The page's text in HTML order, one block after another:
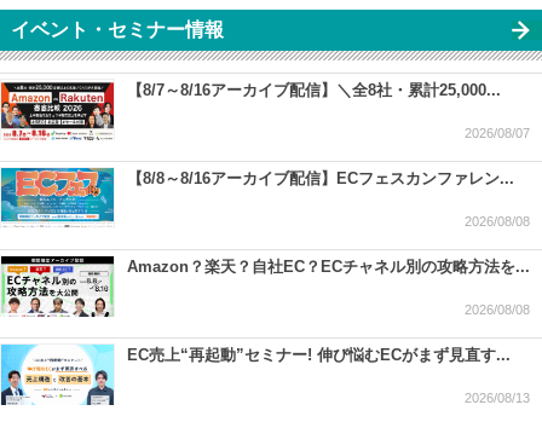
イベント・セミナー情報
【8/7～8/16アーカイブ配信】＼全8社・累計25,000...
2026/08/07
【8/8～8/16アーカイブ配信】ECフェスカンファレン...
2026/08/08
Amazon？楽天？自社EC？ECチャネル別の攻略方法を...
2026/08/08
EC売上“再起動”セミナー! 伸び悩むECがまず見直す...
2026/08/13